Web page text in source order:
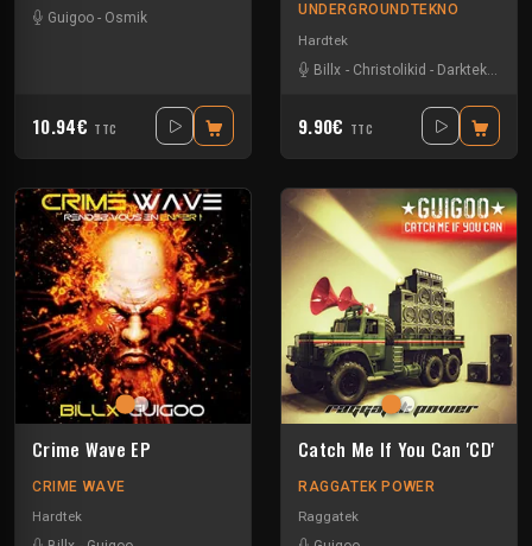
Guigoo - Osmik
10.94€ TTC
UNDERGROUNDTEKNO
Hardtek
Billx - Christolikid - Darktek
9.90€ TTC
Crime Wave EP
CRIME WAVE
Hardtek
Catch Me If You Can 'CD'
RAGGATEK POWER
Raggatek